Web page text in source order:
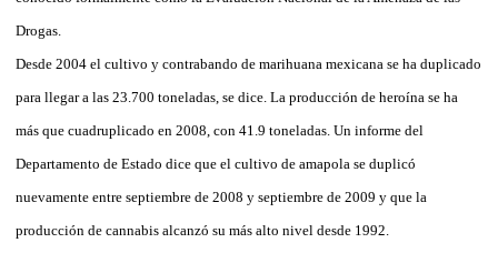
Drogas.
Desde 2004 el cultivo y contrabando de marihuana mexicana se ha duplicado
para llegar a las 23.700 toneladas, se dice. La producción de heroína se ha
más que cuadruplicado en 2008, con 41.9 toneladas. Un informe del
Departamento de Estado dice que el cultivo de amapola se duplicó
nuevamente entre septiembre de 2008 y septiembre de 2009 y que la
producción de cannabis alcanzó su más alto nivel desde 1992.